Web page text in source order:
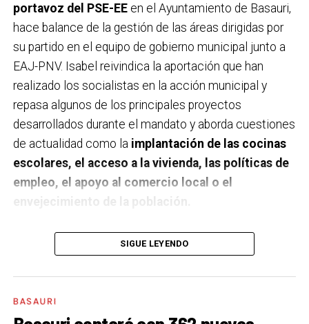
portavoz del PSE-EEen el Ayuntamiento de Basauri,
hace balance de la gestión de las áreas dirigidas por
su partido en el equipo de gobierno municipal junto a
EAJ-PNV. Isabel reivindica la aportación que han
realizado los socialistas en la acción municipal y
repasa algunos de los principales proyectos
desarrollados durante el mandato y aborda cuestiones
de actualidad como la implantación de las cocinas
escolares, el acceso a la vivienda, las políticas de
empleo, el apoyo al comercio local o el
envejecimiento de la población.
A un año de acabar la legislatura, ¿qué balance
haces de la gestión del PSE en tus áreas dentro
del equipo de gobierno y qué proyectos
SIGUE LEYENDO
BASAURI